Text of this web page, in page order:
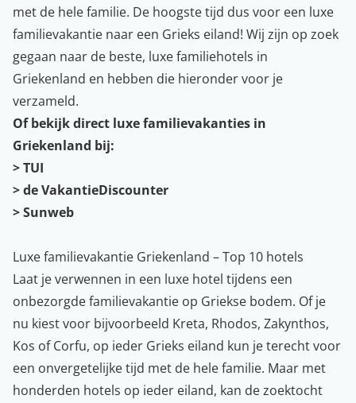
met de hele familie. De hoogste tijd dus voor een luxe
familievakantie naar een Grieks eiland! Wij zijn op zoek
gegaan naar de beste, luxe familiehotels in
Griekenland en hebben die hieronder voor je
verzameld.
Of bekijk direct luxe familievakanties in
Griekenland bij:
>TUI
>de VakantieDiscounter
>Sunweb
Luxe familievakantie Griekenland – Top 10 hotels
Laat je verwennen in een luxe hotel tijdens een
onbezorgde familievakantie op Griekse bodem. Of je
nu kiest voor bijvoorbeeld Kreta, Rhodos, Zakynthos,
Kos ofCorfu, op ieder Grieks eiland kun je terecht voor
een onvergetelijke tijd met de hele familie. Maar met
honderden hotels op ieder eiland, kan de zoektocht